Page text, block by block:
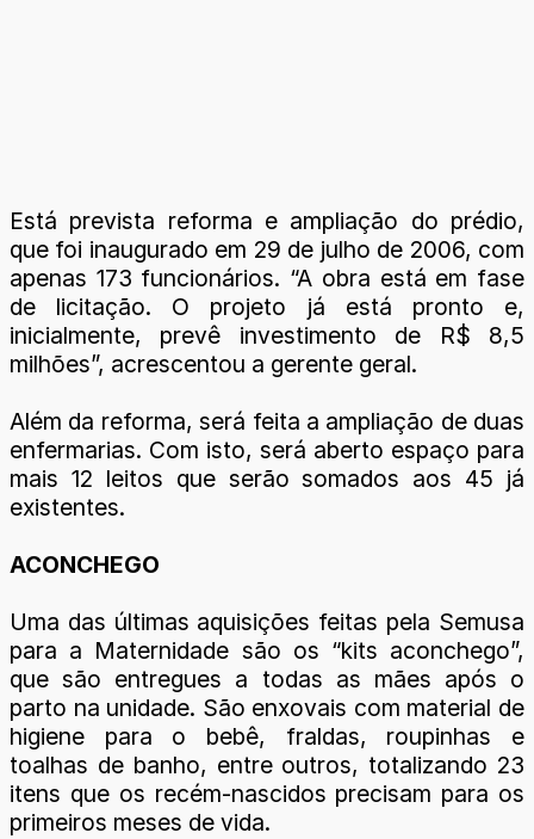
Está prevista reforma e ampliação do prédio,
que foi inaugurado em 29 de julho de 2006, com
apenas 173 funcionários. “A obra está em fase
de licitação. O projeto já está pronto e,
inicialmente, prevê investimento de R$ 8,5
milhões”, acrescentou a gerente geral.
Além da reforma, será feita a ampliação de duas
enfermarias. Com isto, será aberto espaço para
mais 12 leitos que serão somados aos 45 já
existentes.
ACONCHEGO
Uma das últimas aquisições feitas pela Semusa
para a Maternidade são os “kits aconchego”,
que são entregues a todas as mães após o
parto na unidade. São enxovais com material de
higiene para o bebê, fraldas, roupinhas e
toalhas de banho, entre outros, totalizando 23
itens que os recém-nascidos precisam para os
primeiros meses de vida.